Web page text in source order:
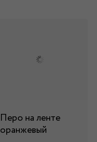
Перо на ленте
оранжевый